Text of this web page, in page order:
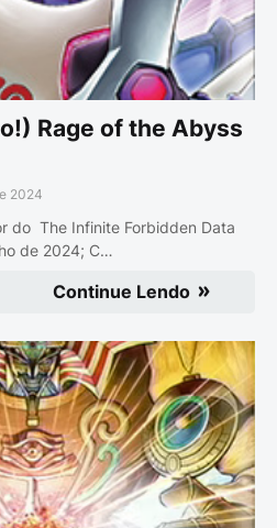
Rage of the Abyss
2024
do The Infinite Forbidden Data
de 2024; C…
Continue Lendo